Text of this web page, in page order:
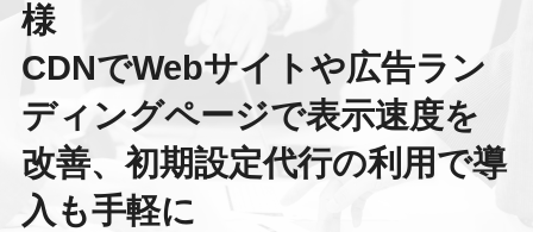
様
CDNでWebサイトや広告ラン
ディングページで表示速度を
改善、初期設定代行の利用で導
入も手軽に